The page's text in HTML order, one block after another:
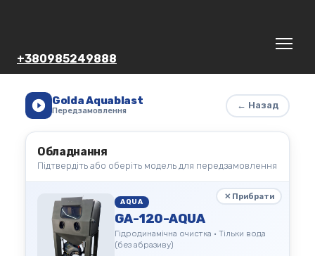
+380985249888
Golda Aquablast
Передзамовлення
← Назад
Обладнання
Підтвердіть або оберіть модель для передзамовлення
✕ Прибрати
AQUA
GA-120-AQUA
Гідродинамічна очистка • Тільки вода
(без абразиву)